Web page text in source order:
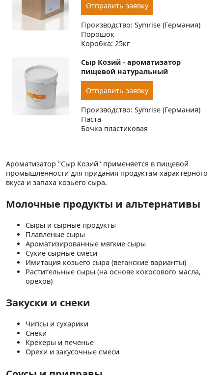
Отправить заявку
Производство: Symrise (Германия)
Порошок
Коробка: 25кг
Сыр Козий - ароматизатор
пищевой натуральный
Отправить заявку
Производство: Symrise (Германия)
Паста
Бочка пластиковая
Ароматизатор "Сыр Козий" применяется в пищевой
промышленности для придания продуктам характерного
вкуса и запаха козьего сыра.
Молочные продукты и альтернативы
Сыры и сырные продукты
Плавленые сыры
Ароматизированные мягкие сыры
Сухие сырные смеси
Имитация козьего сыра (веганские варианты)
Растительные сыры (на основе кокосового масла,
орехов)
Закуски и снеки
Чипсы и сухарики
Снеки
Крекеры и печенье
Орехи и закусочные смеси